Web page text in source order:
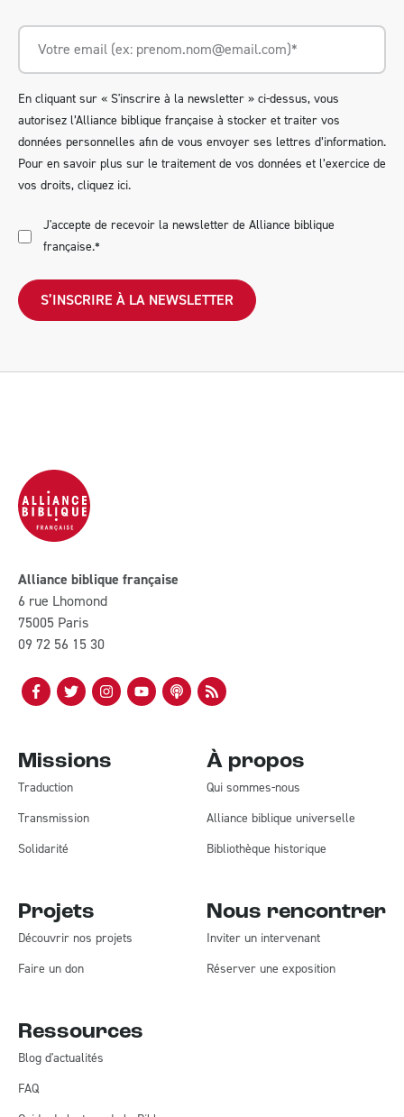
En cliquant sur « S'inscrire à la newsletter » ci-dessus, vous
autorisez l’Alliance biblique française à stocker et traiter vos
données personnelles afin de vous envoyer ses lettres d’information.
Pour en savoir plus sur le traitement de vos données et l’exercice de
vos droits, cliquez ici.
J'accepte de recevoir la newsletter de Alliance biblique
française.*
Alliance biblique française
6 rue Lhomond
75005 Paris
09 72 56 15 30
Missions
Traduction
Transmission
Solidarité
Projets
Découvrir nos projets
Faire un don
À propos
Qui sommes-nous
Alliance biblique universelle
Bibliothèque historique
Nous rencontrer
Inviter un intervenant
Réserver une exposition
Ressources
Blog d'actualités
FAQ